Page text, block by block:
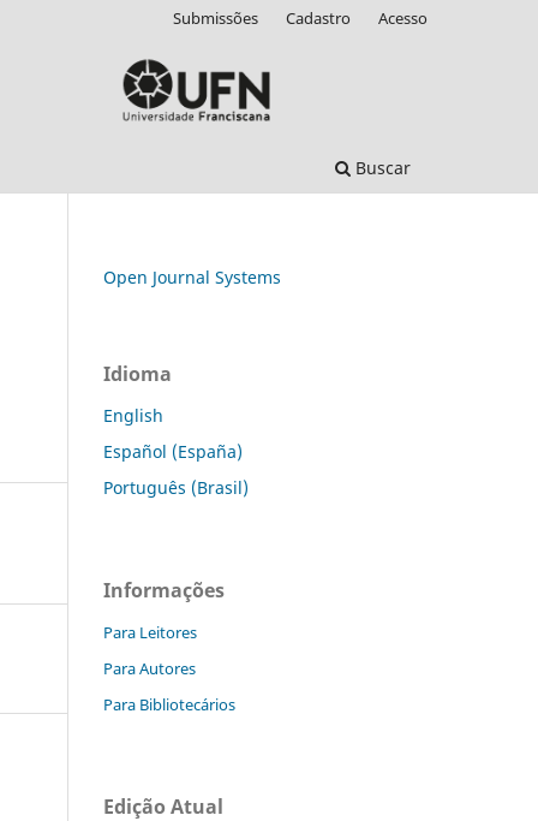
Buscar
Submissões Cadastro Acesso
Open Journal Systems
Idioma
English
Español (España)
Português (Brasil)
Informações
Para Leitores
Para Autores
Para Bibliotecários
Edição Atual